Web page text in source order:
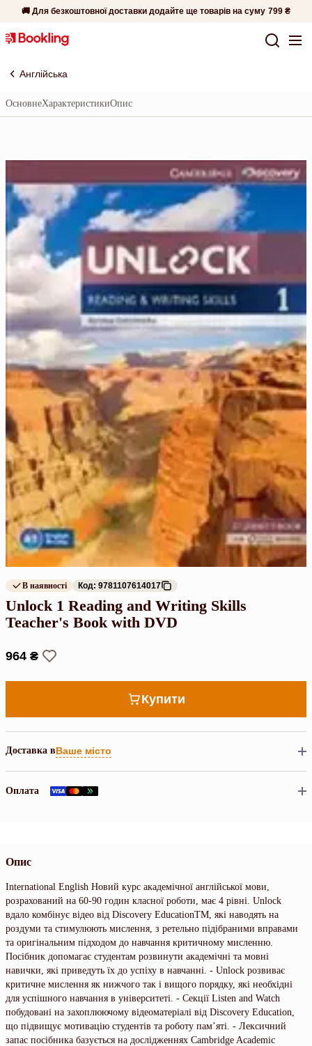
🚚 Для безкоштовної доставки додайте ще товарів на суму 799 ₴
Англійська
ОсновнеХарактеристикиОпис
В наявності Код: 9781107614017
Unlock 1 Reading and Writing Skills
Teacher's Book with DVD
964 ₴
Купити
Доставка вВаше місто
Оплата
Опис
International English Новий курс академічної англійської мови,
розрахований на 60-90 годин класної роботи, має 4 рівні. Unlock
вдало комбінує відео від Discovery EducationTM, які наводять на
роздуми та стимулюють мислення, з ретельно підібраними вправами
та оригінальним підходом до навчання критичному мисленню.
Посібник допомагає студентам розвинути академічні та мовні
навички, які приведуть їх до успіху в навчанні. - Unlock розвиває
критичне мислення як нижчого так і вищого порядку, які необхідні
для успішного навчання в університеті. - Секції Listen and Watch
побудовані на захоплюючому відеоматеріалі від Discovery Education,
що підвищує мотивацію студентів та роботу пам’яті. - Лексичний
запас посібника базується на дослідженнях Cambridge Academic